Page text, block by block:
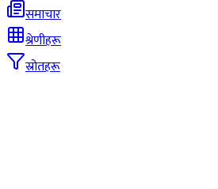
समाचार
श्रेणीहरू
स्रोतहरू